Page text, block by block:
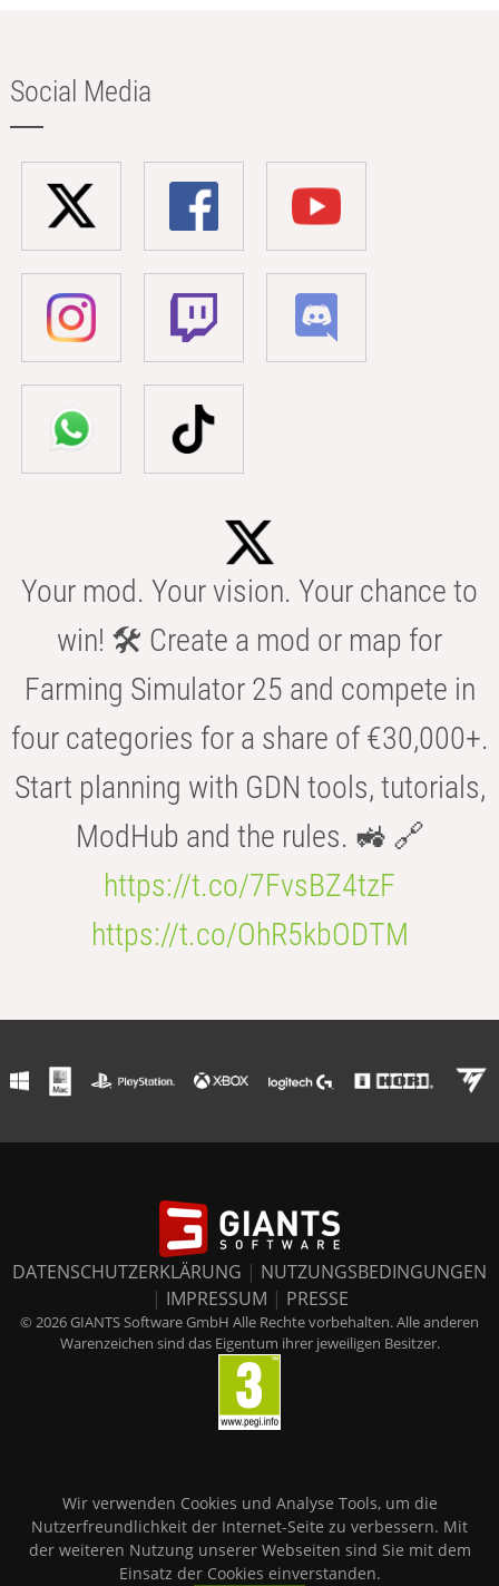
Social Media
Your mod. Your vision. Your chance to
win! 🛠️ Create a mod or map for
Farming Simulator 25 and compete in
four categories for a share of €30,000+.
Start planning with GDN tools, tutorials,
ModHub and the rules. 🚜 🔗
https://t.co/7FvsBZ4tzF
https://t.co/OhR5kbODTM
DATENSCHUTZERKLÄRUNG | NUTZUNGSBEDINGUNGEN
| IMPRESSUM | PRESSE
© 2026 GIANTS Software GmbH Alle Rechte vorbehalten. Alle anderen
Warenzeichen sind das Eigentum ihrer jeweiligen Besitzer.
Wir verwenden Cookies und Analyse Tools, um die
Nutzerfreundlichkeit der Internet-Seite zu verbessern. Mit
der weiteren Nutzung unserer Webseiten sind Sie mit dem
Einsatz der Cookies einverstanden.